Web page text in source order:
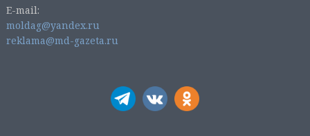
E-mail:
moldag@yandex.ru
reklama@md-gazeta.ru